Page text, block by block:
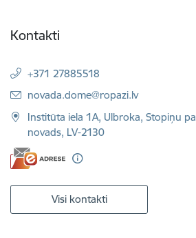
Kontakti
+371 27885518
E-pasts:
novada.dome@ropazi.lv
Institūta iela 1A, Ulbroka, Stopiņu
novads, LV-2130
Visi kontakti